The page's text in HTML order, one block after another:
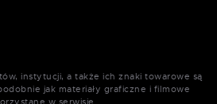
instytucji, a także ich znaki towarowe są
jak materiały graficzne i filmowe